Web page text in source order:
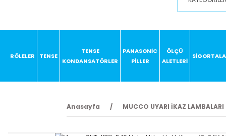
RÖLELER TENSE
TENSE
KONDANSATÖRLER
PANASONİC
PİLLER
ÖLÇÜ
ALETLERİ
Anasayfa MUCCO UYARI İKAZ LAMBALARI